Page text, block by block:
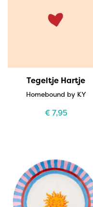
Tegeltje Hartje
Homebound by KY
€7,95